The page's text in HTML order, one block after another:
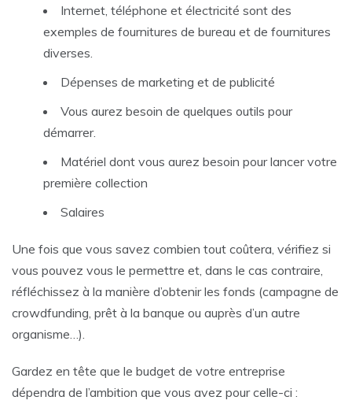
Internet, téléphone et électricité sont des
exemples de fournitures de bureau et de fournitures
diverses.
Dépenses de marketing et de publicité
Vous aurez besoin de quelques outils pour
démarrer.
Matériel dont vous aurez besoin pour lancer votre
première collection
Salaires
Une fois que vous savez combien tout coûtera, vérifiez si
vous pouvez vous le permettre et, dans le cas contraire,
réfléchissez à la manière d’obtenir les fonds (campagne de
crowdfunding, prêt à la banque ou auprès d’un autre
organisme…).
Gardez en tête que le budget de votre entreprise
dépendra de l’ambition que vous avez pour celle-ci :